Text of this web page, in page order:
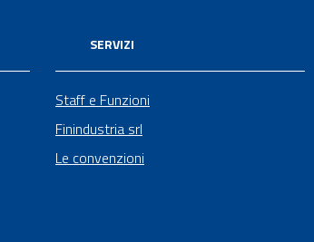
SERVIZI
Staff e Funzioni
Finindustria srl
Le convenzioni